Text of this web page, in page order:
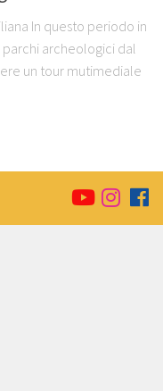
In questo periodo in
archeologici dal
un tour mutimediale